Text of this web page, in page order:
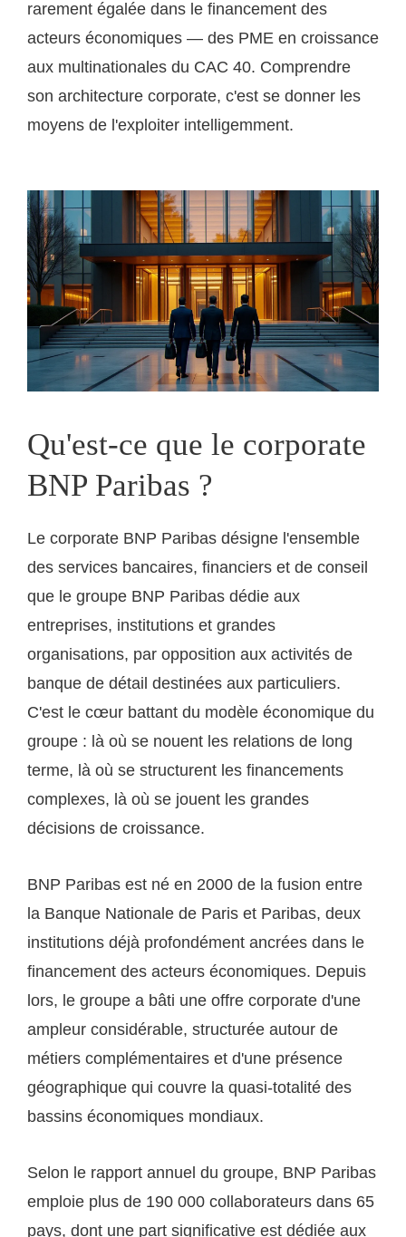
rarement égalée dans le financement des
acteurs économiques — des PME en croissance
aux multinationales du CAC 40. Comprendre
son architecture corporate, c'est se donner les
moyens de l'exploiter intelligemment.
Qu'est-ce que le corporate
BNP Paribas ?
Le corporate BNP Paribas désigne l'ensemble
des services bancaires, financiers et de conseil
que le groupe BNP Paribas dédie aux
entreprises, institutions et grandes
organisations, par opposition aux activités de
banque de détail destinées aux particuliers.
C'est le cœur battant du modèle économique du
groupe : là où se nouent les relations de long
terme, là où se structurent les financements
complexes, là où se jouent les grandes
décisions de croissance.
BNP Paribas est né en 2000 de la fusion entre
la Banque Nationale de Paris et Paribas, deux
institutions déjà profondément ancrées dans le
financement des acteurs économiques. Depuis
lors, le groupe a bâti une offre corporate d'une
ampleur considérable, structurée autour de
métiers complémentaires et d'une présence
géographique qui couvre la quasi-totalité des
bassins économiques mondiaux.
Selon le rapport annuel du groupe, BNP Paribas
emploie plus de 190 000 collaborateurs dans 65
pays, dont une part significative est dédiée aux